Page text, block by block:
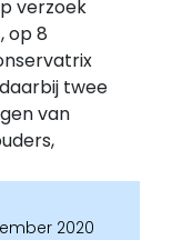
verzoek
op 8
twee
van
2020